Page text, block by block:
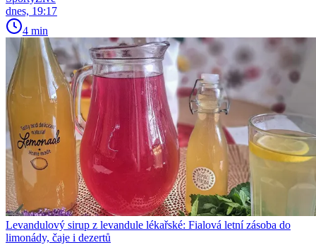
dnes, 19:17
4 min
Levandulový sirup z levandule lékařské: Fialová letní zásoba do
limonády, čaje i dezertů